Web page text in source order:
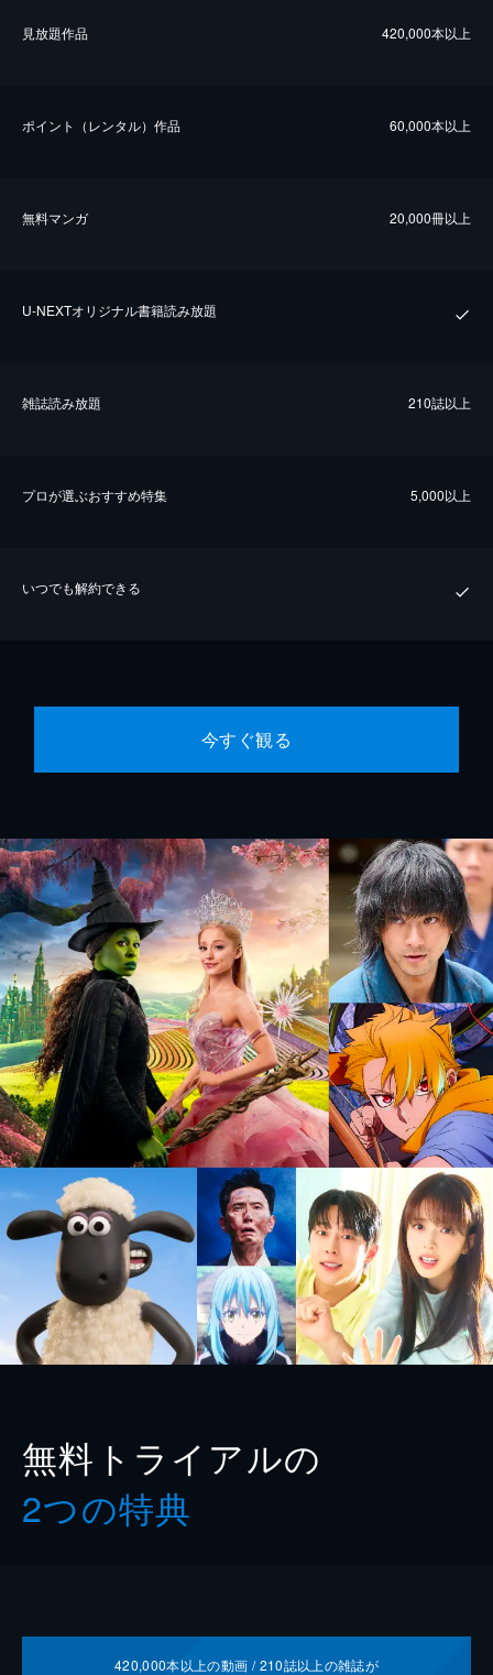
⾒放題作品 420,000本以上
ポイント（レンタル）作品 60,000本以上
無料マンガ 20,000冊以上
U-NEXTオリジナル書籍読み放題
雑誌読み放題 210誌以上
プロが選ぶおすすめ特集 5,000以上
いつでも解約できる
今すぐ観る
無料トライアルの
2つの特典
420,000本以上の動画 /210誌以上の雑誌が